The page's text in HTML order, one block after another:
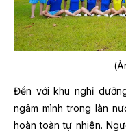
Đến với khu nghỉ
ngâm mình trong làn
hoàn toàn tự nhiên.